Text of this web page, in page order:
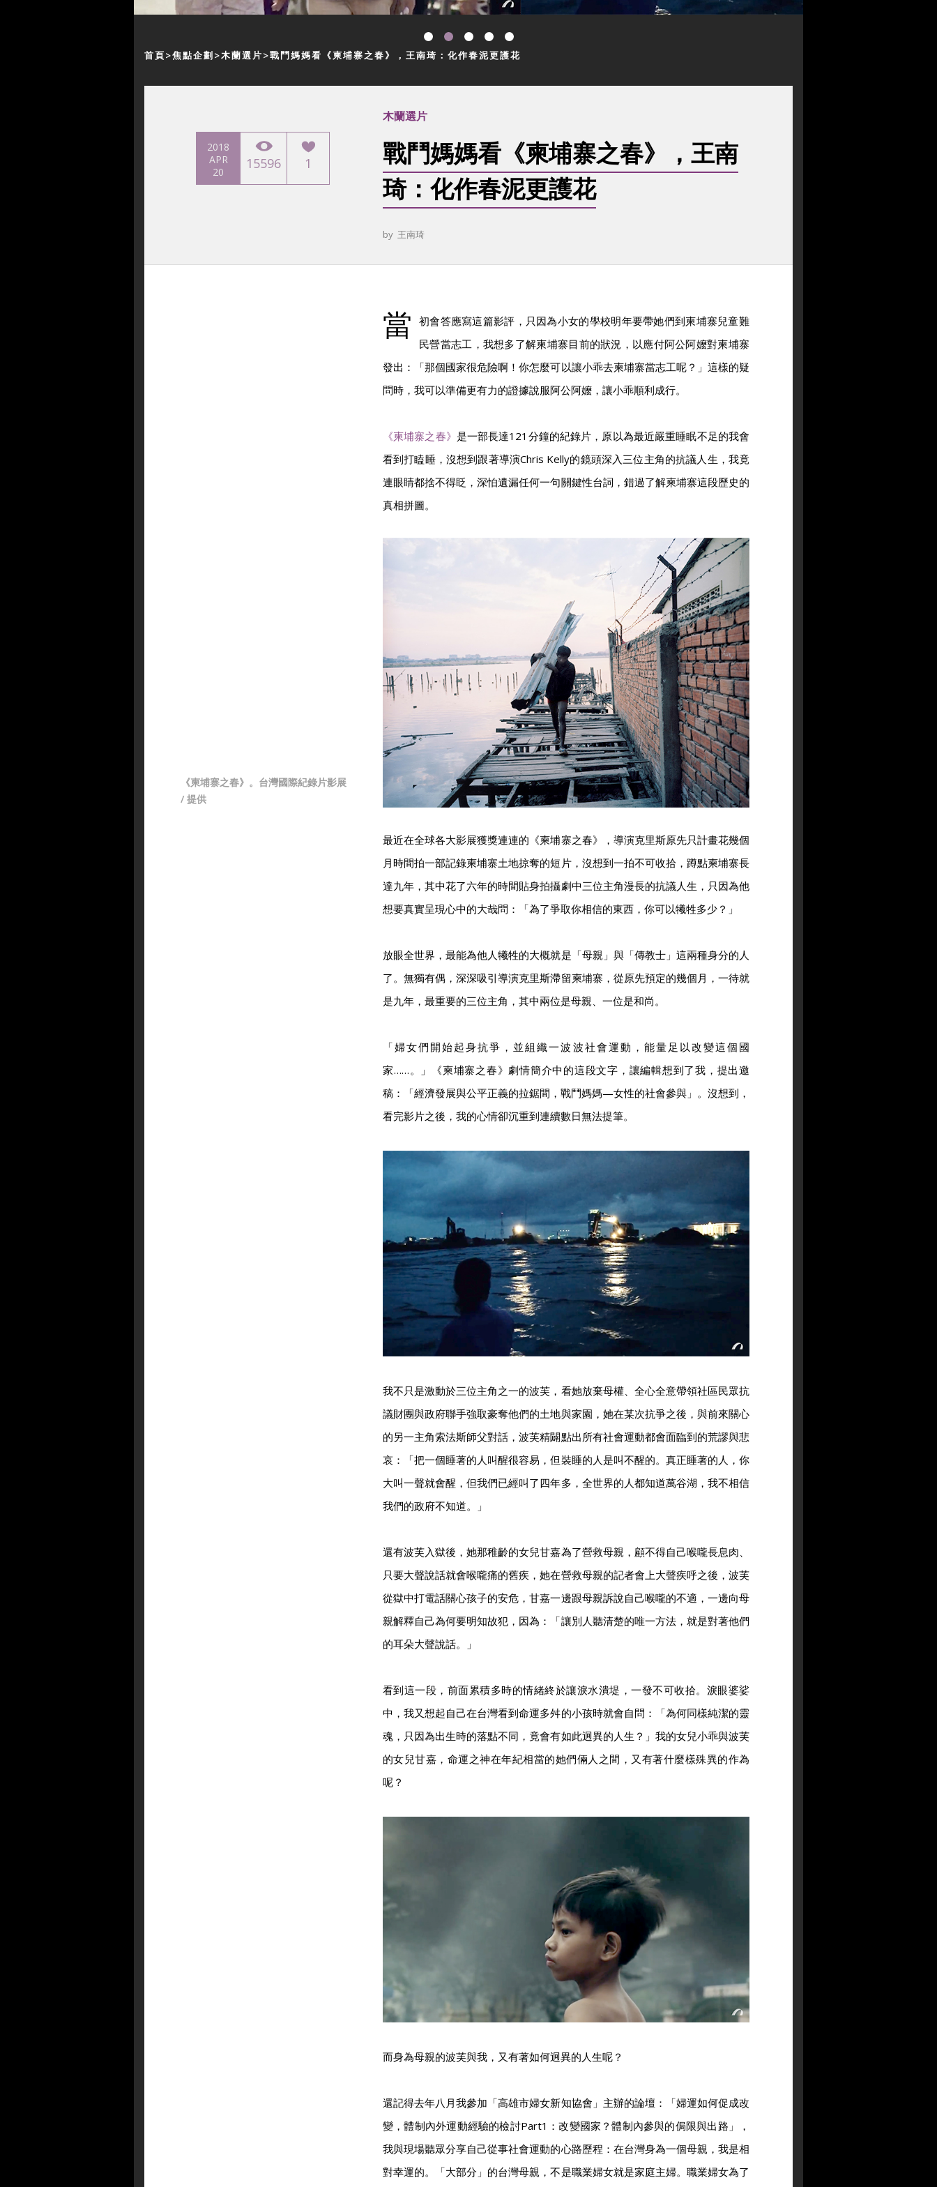
首頁 焦點企劃 木蘭選片 戰鬥媽媽看《柬埔寨之春》，王南琦：化作春泥更護花
2018
APR
20
15596 1
木蘭選片
戰鬥媽媽看《柬埔寨之春》，王南
琦：化作春泥更護花
by 王南琦
當 初會答應寫這篇影評，只因為小女的學校明年要帶她們到柬埔寨兒童難
民營當志工，我想多了解柬埔寨目前的狀況，以應付阿公阿嬤對柬埔寨
發出：「那個國家很危險啊！你怎麼可以讓小乖去柬埔寨當志工呢？」這樣的疑
問時，我可以準備更有力的證據說服阿公阿嬤，讓小乖順利成行。
《柬埔寨之春》 是一部長達121分鐘的紀錄片，原以為最近嚴重睡眠不足的我會
看到打瞌睡，沒想到跟著導演Chris Kelly的鏡頭深入三位主角的抗議人生，我竟
連眼睛都捨不得眨，深怕遺漏任何一句關鍵性台詞，錯過了解柬埔寨這段歷史的
真相拼圖。
《柬埔寨之春》。台灣國際紀錄片影展
/ 提供
最近在全球各大影展獲獎連連的《柬埔寨之春》，導演克里斯原先只計畫花幾個
月時間拍一部記錄柬埔寨土地掠奪的短片，沒想到一拍不可收拾，蹲點柬埔寨長
達九年，其中花了六年的時間貼身拍攝劇中三位主角漫長的抗議人生，只因為他
想要真實呈現心中的大哉問：「為了爭取你相信的東西，你可以犧牲多少？」
放眼全世界，最能為他人犧牲的大概就是「母親」與「傳教士」這兩種身分的人
了。無獨有偶，深深吸引導演克里斯滯留柬埔寨，從原先預定的幾個月，一待就
是九年，最重要的三位主角，其中兩位是母親、一位是和尚。
「婦女們開始起身抗爭，並組織一波波社會運動，能量足以改變這個國
家……。」《柬埔寨之春》劇情簡介中的這段文字，讓編輯想到了我，提出邀
稿：「經濟發展與公平正義的拉鋸間，戰鬥媽媽—女性的社會參與」。沒想到，
看完影片之後，我的心情卻沉重到連續數日無法提筆。
我不只是激動於三位主角之一的波芙，看她放棄母權、全心全意帶領社區民眾抗
議財團與政府聯手強取豪奪他們的土地與家園，她在某次抗爭之後，與前來關心
的另一主角索法斯師父對話，波芙精闢點出所有社會運動都會面臨到的荒謬與悲
哀：「把一個睡著的人叫醒很容易，但裝睡的人是叫不醒的。真正睡著的人，你
大叫一聲就會醒，但我們已經叫了四年多，全世界的人都知道萬谷湖，我不相信
我們的政府不知道。」
還有波芙入獄後，她那稚齡的女兒甘嘉為了營救母親，顧不得自己喉嚨長息肉、
只要大聲說話就會喉嚨痛的舊疾，她在營救母親的記者會上大聲疾呼之後，波芙
從獄中打電話關心孩子的安危，甘嘉一邊跟母親訴說自己喉嚨的不適，一邊向母
親解釋自己為何要明知故犯，因為：「讓別人聽清楚的唯一方法，就是對著他們
的耳朵大聲說話。」
看到這一段，前面累積多時的情緒終於讓淚水潰堤，一發不可收拾。淚眼婆娑
中，我又想起自己在台灣看到命運多舛的小孩時就會自問：「為何同樣純潔的靈
魂，只因為出生時的落點不同，竟會有如此迥異的人生？」我的女兒小乖與波芙
的女兒甘嘉，命運之神在年紀相當的她們倆人之間，又有著什麼樣殊異的作為
呢？
而身為母親的波芙與我，又有著如何迥異的人生呢？
還記得去年八月我參加「高雄市婦女新知協會」主辦的論壇：「婦運如何促成改
變，體制內外運動經驗的檢討Part1：改變國家？體制內參與的侷限與出路」，
我與現場聽眾分享自己從事社會運動的心路歷程：在台灣身為一個母親，我是相
對幸運的。「大部分」的台灣母親，不是職業婦女就是家庭主婦。職業婦女為了